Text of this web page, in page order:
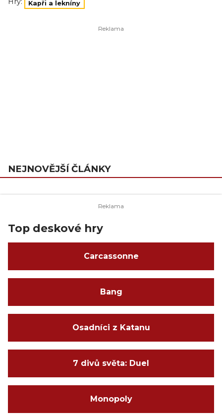
Kapři a lekníny
NEJNOVĚJŠÍ ČLÁNKY
Top deskové hry
Carcassonne
Bang
Osadníci z Katanu
7 divů světa: Duel
Monopoly